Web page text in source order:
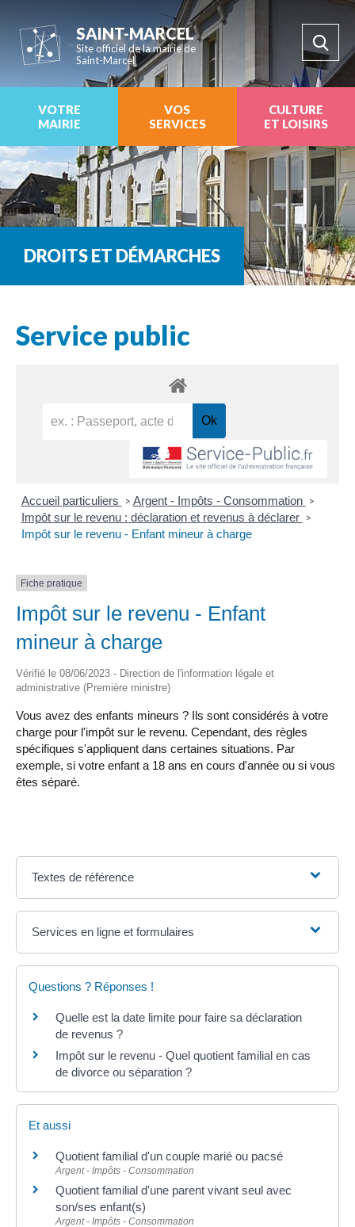
SAINT-MARCEL
Site officiel de la mairie de
Saint-Marcel
VOTRE
MAIRIE
VOS
SERVICES
CULTURE
ET LOISIRS
DROITS ET DÉMARCHES
Service public
Accueil particuliers > Argent - Impôts - Consommation >
Impôt sur le revenu : déclaration et revenus à déclarer >
Impôt sur le revenu - Enfant mineur à charge
Fiche pratique
Impôt sur le revenu - Enfant
mineur à charge
Vérifié le 08/06/2023 - Direction de l'information légale et
administrative (Première ministre)
Vous avez des enfants mineurs ? Ils sont considérés à votre
charge pour l'impôt sur le revenu. Cependant, des règles
spécifiques s'appliquent dans certaines situations. Par
exemple, si votre enfant a 18 ans en cours d'année ou si vous
êtes séparé.
Textes de référence
Services en ligne et formulaires
Questions ? Réponses !
Quelle est la date limite pour faire sa déclaration
de revenus ?
Impôt sur le revenu - Quel quotient familial en cas
de divorce ou séparation ?
Et aussi
Quotient familial d'un couple marié ou pacsé
Argent - Impôts - Consommation
Quotient familial d'une parent vivant seul avec
son/ses enfant(s)
Argent - Impôts - Consommation